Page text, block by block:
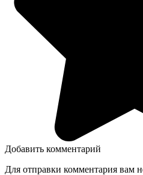
Добавить комментарий
Для отправки комментария вам